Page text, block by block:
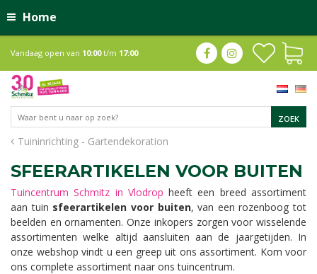
Home
Tuininrichting - Gartendekoration
Vandaag open van 10:00t/m 17:00
SFEERARTIKELEN VOOR BUITEN
Tuincentrum Schmitz in Vlodrop heeft een breed assortiment
aan tuin sfeerartikelen voor buiten, van een rozenboog tot
beelden en ornamenten. Onze inkopers zorgen voor wisselende
assortimenten welke altijd aansluiten aan de jaargetijden. In
onze webshop vindt u een greep uit ons assortiment. Kom voor
ons complete assortiment naar ons tuincentrum.